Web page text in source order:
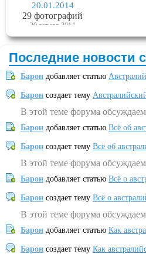
20.01.2014
29 фотографий
20 января 2014
Последние новости
Барон добавляет статью
Барон создает тему
В этой теме форума
Барон добавляет статью Всё об
Барон создает тему Всё об
В этой теме форума
Барон добавляет статью Всё о
Барон создает тему Всё о
В этой теме форума
Барон добавляет статью Как
Барон создает тему Как